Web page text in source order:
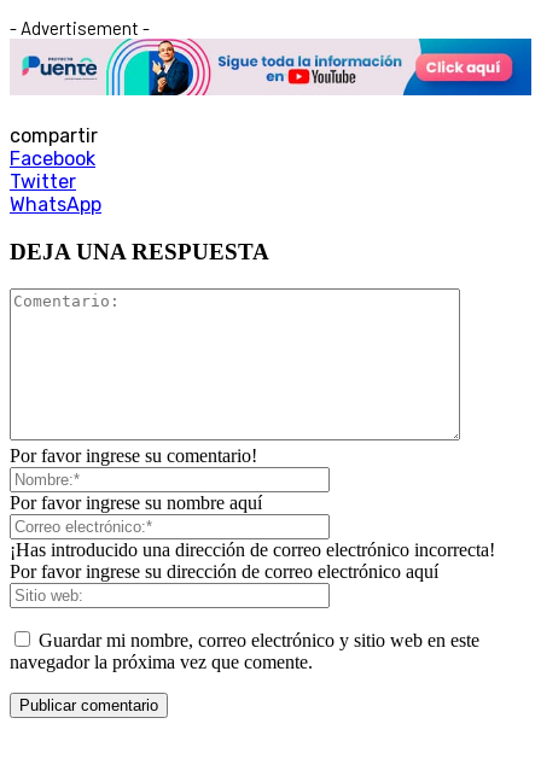
- Advertisement -
compartir
Facebook
Twitter
WhatsApp
DEJA UNA RESPUESTA
Por favor ingrese su comentario!
Por favor ingrese su nombre aquí
¡Has introducido una dirección de correo electrónico incorrecta!
Por favor ingrese su dirección de correo electrónico aquí
Guardar mi nombre, correo electrónico y sitio web en este
navegador la próxima vez que comente.